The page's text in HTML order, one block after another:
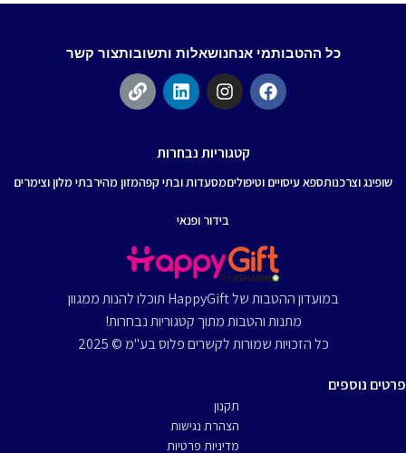
כל ההטבותמי אנחנושאלות ותשובותצור קשר
קטגוריות נבחרות
שופינג וצרכנותספא עיסויים וטיפוליםמסעדות ובתי קפהמזון מהירבתי מלון וצימרים
בידור ופנאי
במועדון ההטבות של HappyGift תוכלו להנות ממגוון
מתנות והטבות מתוך קטגוריות נבחרות!
כל הזכויות שמורות לקשרים פלוס בע"מ © 2025
פרטים נוספים
תקנון
הצהרת נגישות
מדיניות פרטיות